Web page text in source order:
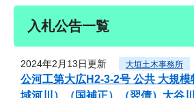
入札公告一覧
2024年2月13日更新 大垣土木事務所
公河工第大広H2-3-2号 公共 大規
域河川）（国補正）（翌債）大谷